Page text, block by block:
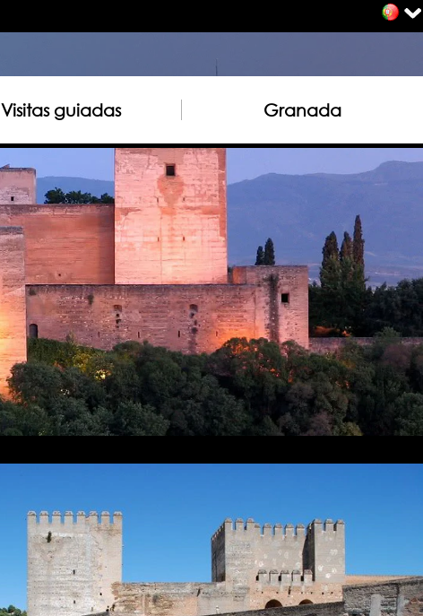
Visitas guiadas Granada